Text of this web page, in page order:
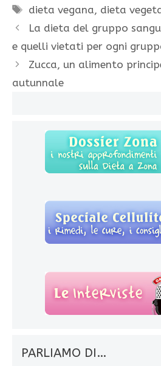
Tag
dieta vegana, dieta
La dieta del gruppo
e quelli vietati per ogni
Zucca, un alimento
autunnale
PARLIAMO DI…